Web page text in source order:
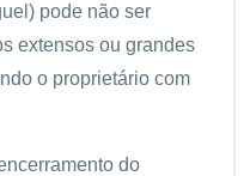
pode não ser
extensos ou grandes
o proprietário com
do